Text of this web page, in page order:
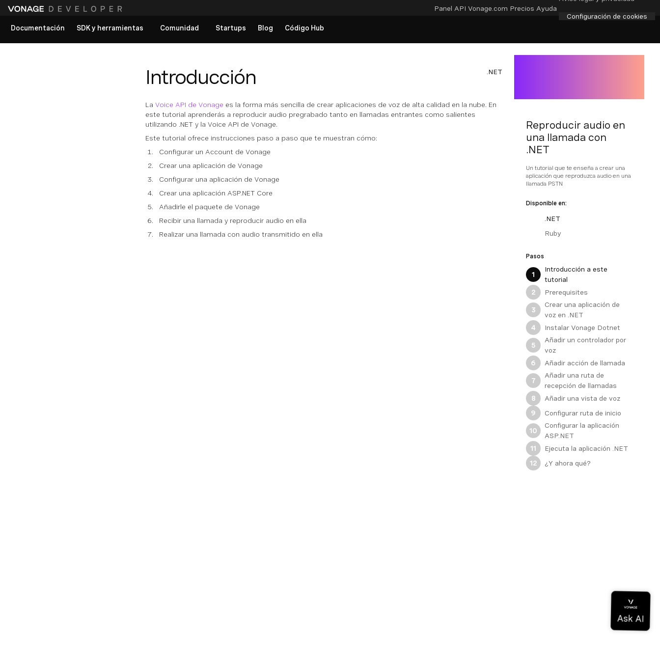
Panel API Vonage.com Precios Ayuda
Configuración de cookies
Documentación
SDK y herramientas Comunidad Startups Blog Código Hub
.NET
Introducción
La Voice API de Vonage es la forma más sencilla de crear aplicaciones de voz de alta calidad en la nube. En
este tutorial aprenderás a reproducir audio pregrabado tanto en llamadas entrantes como salientes
utilizando .NET y la Voice API de Vonage.
Este tutorial ofrece instrucciones paso a paso que te muestran cómo:
Configurar un Account de Vonage
Crear una aplicación de Vonage
Configurar una aplicación de Vonage
Crear una aplicación ASP.NET Core
Añadirle el paquete de Vonage
Recibir una llamada y reproducir audio en ella
Realizar una llamada con audio transmitido en ella
Reproducir audio en
una llamada con
.NET
Un tutorial que te enseña a crear una
aplicación que reproduzca audio en una
llamada PSTN
Disponible en:
.NET
Ruby
Pasos
1
Introducción a este
tutorial
2
Prerequisites
3
Crear una aplicación de
voz en .NET
4
Instalar Vonage Dotnet
5
Añadir un controlador por
voz
6
Añadir acción de llamada
7
Añadir una ruta de
recepción de llamadas
8
Añadir una vista de voz
9
Configurar ruta de inicio
10
Configurar la aplicación
ASP.NET
11
Ejecuta la aplicación .NET
12
¿Y ahora qué?